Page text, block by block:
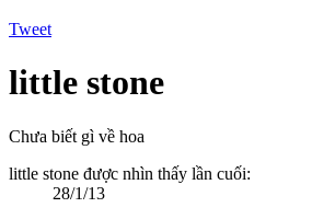
Tweet
little stone
Chưa biết gì về hoa
little stone được nhìn thấy lần cuối:
28/1/13